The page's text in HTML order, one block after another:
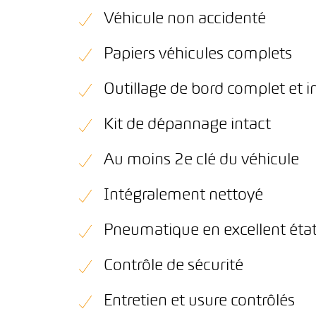
Véhicule non accidenté
Papiers véhicules complets
Outillage de bord complet et
Kit de dépannage intact
Au moins 2e clé du véhicule
Intégralement nettoyé
Pneumatique en excellent
Contrôle de sécurité
Entretien et usure contrôlés